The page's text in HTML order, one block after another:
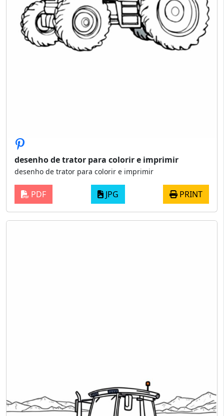
desenho de trator para colorir e imprimir
desenho de trator para colorir e imprimir
PDF JPG PRINT